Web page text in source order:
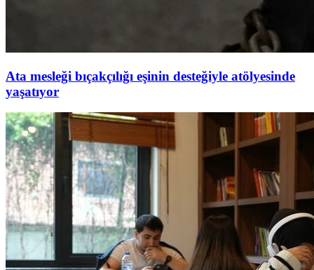
Ata mesleği bıçakçılığı eşinin desteğiyle atölyesinde
yaşatıyor